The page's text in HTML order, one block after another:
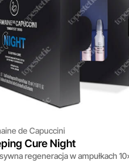
de Capuccini
Cure Night
regeneracja w ampułkach